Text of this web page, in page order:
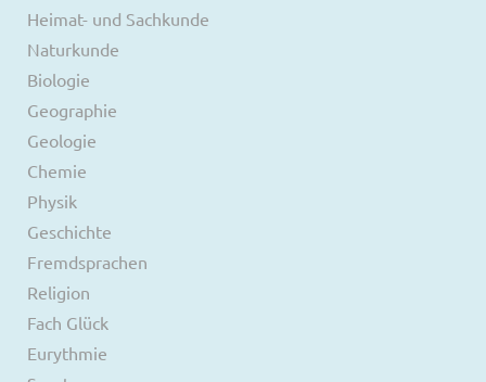
Heimat- und Sachkunde
Naturkunde
Biologie
Geographie
Geologie
Chemie
Physik
Geschichte
Fremdsprachen
Religion
Fach Glück
Eurythmie